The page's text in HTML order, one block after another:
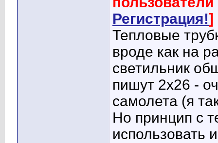
Регистрация!]
Тепловые
вроде как на
светильник
пишут 2х26 -
самолета (я
Но принцип с
использовать